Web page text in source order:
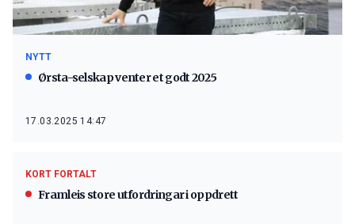
NYTT
Ørsta-selskap venter et godt 2025
17.03.2025 14:47
KORT FORTALT
Framleis store utfordringar i oppdrett